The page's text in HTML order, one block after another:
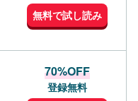
無料で試し読み
70%OFF
登録無料